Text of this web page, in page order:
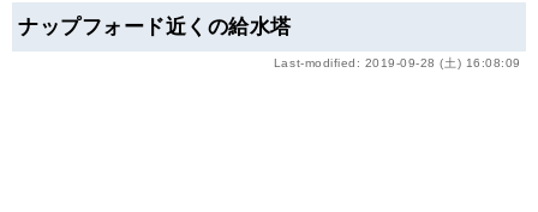
ナップフォード近くの給水塔
Last-modified: 2019-09-28 (土) 16:08:09